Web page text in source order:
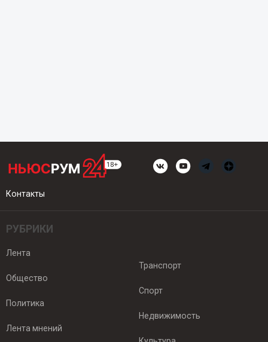
Контакты
РУБРИКИ
Лента
Общество
Политика
Лента мнений
Транспорт
Спорт
Недвижимость